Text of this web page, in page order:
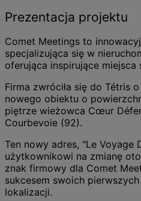
Prezentacja projektu
Comet Meetings to
specjalizująca się w
oferująca inspirujące miejsca
Firma zwróciła się do Tétris
nowego obiektu o
piętrze wieżowca Cœur
Courbevoie (92).
Ten nowy adres, "Le Voyage
użytkownikowi na zmianę
znak firmowy dla Comet
sukcesem swoich
lokalizacji.